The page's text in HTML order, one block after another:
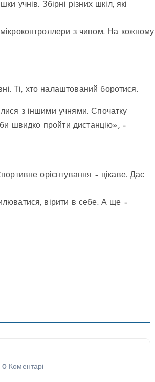
учнів. Збірні різних шкіл, які
з чипом. На кожному
Ті, хто налаштований боротися.
з іншими учнями. Спочатку
швидко пройти дистанцію», –
орієнтування – цікаве. Дає
вірити в себе. А ще –
0 Коментарі